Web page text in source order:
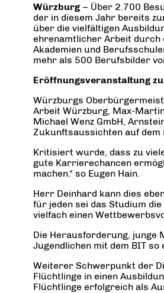
Würzburg – Über 2.700
der in diesem Jahr bereits
über die vielfältigen
ehrenamtlicher Arbeit durch
Akademien und
mehr als 500 Berufsbilder
Eröffnungsveranstaltung
Würzburgs
Arbeit Würzburg, Max-
Michael Wenz GmbH,
Zukunftsaussichten auf
Kritisiert wurde, dass zu
gute Karrierechancen
machen.“ so Eugen Hain.
Herr Deinhard kann dies
für jeden sei das Studium
vielfach einen
Die Herausforderung, junge
Jugendlichen mit dem BIT so
Weiterer Schwerpunkt der
Flüchtlinge in einen
Flüchtlinge erfolgreich als